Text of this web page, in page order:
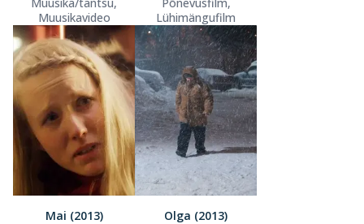
Muusikavideo
Lühimängufilm
Mai (2013)
Olga (2013)